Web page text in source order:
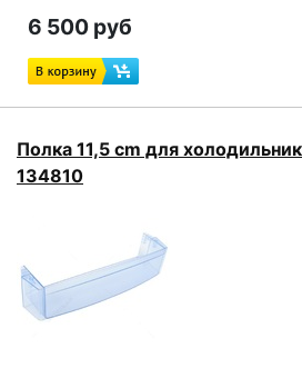
6 500 руб
Полка 11,5 cm для
134810